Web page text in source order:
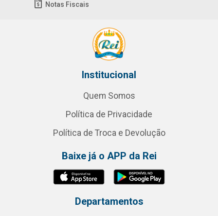
Notas Fiscais
Institucional
Quem Somos
Política de Privacidade
Política de Troca e Devolução
Baixe já o APP da Rei
Departamentos